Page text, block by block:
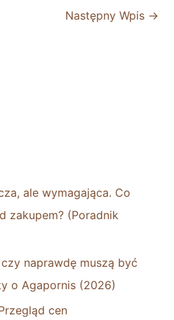
Następny Wpis →
ale wymagająca. Co
zakupem? (Poradnik
naprawdę muszą być
o Agapornis (2026)
cen